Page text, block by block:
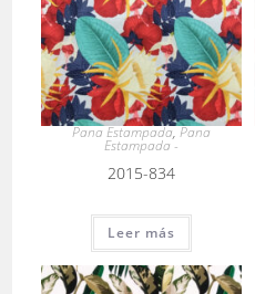
Pana Estampada,Pana
Estampada -
2015-834
Leer más